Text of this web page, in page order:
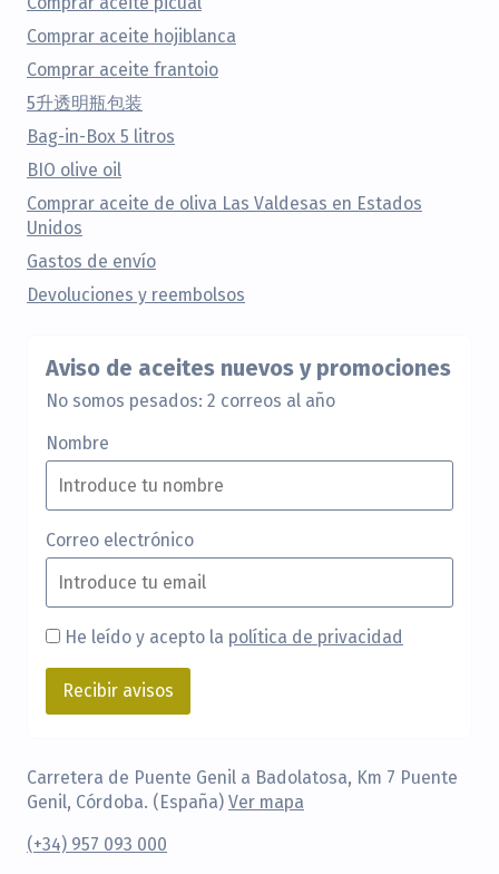
Comprar aceite hojiblanca
Comprar aceite frantoio
5升透明瓶包装
Bag-in-Box 5 litros
BIO olive oil
Comprar aceite de oliva Las Valdesas en Estados
Unidos
Gastos de envío
Devoluciones y reembolsos
Aviso de aceites nuevos y promociones
No somos pesados: 2 correos al año
Nombre
Correo electrónico
He leído y acepto la política de privacidad
Carretera de Puente Genil a Badolatosa, Km 7 Puente
Genil, Córdoba. (España)Ver mapa
(+34) 957 093 000